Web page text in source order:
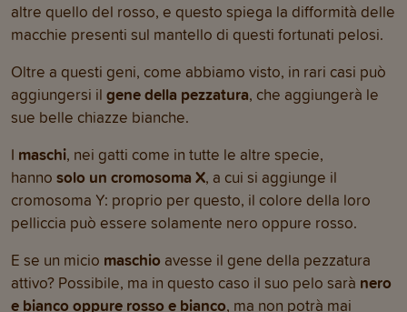
altre quello del rosso, e questo spiega la difformità delle
macchie presenti sul mantello di questi fortunati pelosi.
Oltre a questi geni, come abbiamo visto, in rari casi può
aggiungersi il gene della pezzatura, che aggiungerà le
sue belle chiazze bianche.
I maschi, nei gatti come in tutte le altre specie,
hanno solo un cromosoma X, a cui si aggiunge il
cromosoma Y: proprio per questo, il colore della loro
pelliccia può essere solamente nero oppure rosso.
E se un micio maschio avesse il gene della pezzatura
attivo? Possibile, ma in questo caso il suo pelo sarà nero
e bianco oppure rosso e bianco, ma non potrà mai